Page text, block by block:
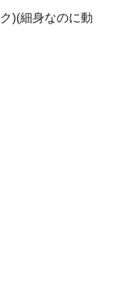
)(細身なのに動